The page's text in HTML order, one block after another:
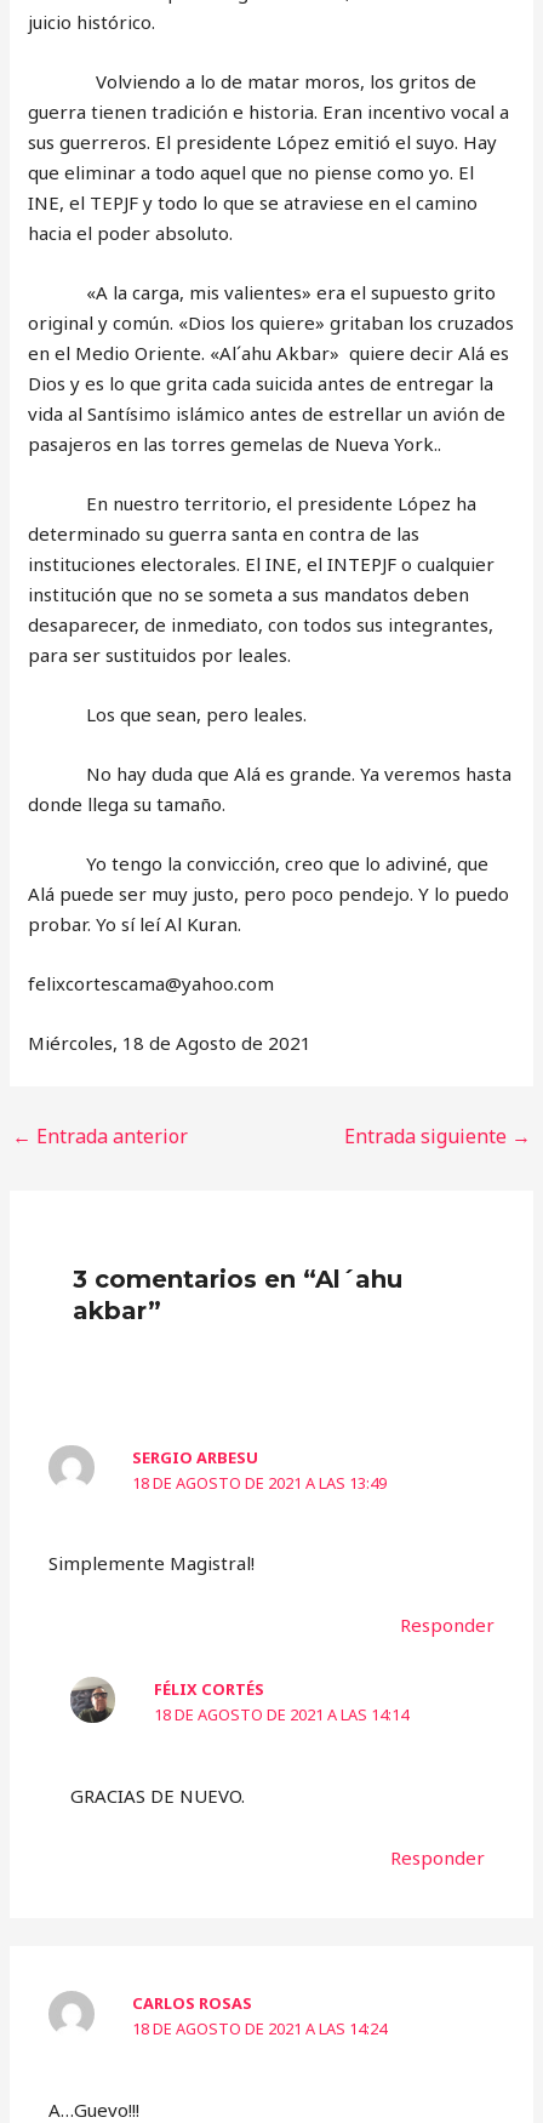
juicio histórico.
Volviendo a lo de matar moros, los gritos de
guerra tienen tradición e historia. Eran incentivo vocal a
sus guerreros. El presidente López emitió el suyo. Hay
que eliminar a todo aquel que no piense como yo. El
INE, el TEPJF y todo lo que se atraviese en el camino
hacia el poder absoluto.
«A la carga, mis valientes» era el supuesto grito
original y común. «Dios los quiere» gritaban los cruzados
en el Medio Oriente. «Al´ahu Akbar» quiere decir Alá es
Dios y es lo que grita cada suicida antes de entregar la
vida al Santísimo islámico antes de estrellar un avión de
pasajeros en las torres gemelas de Nueva York..
En nuestro territorio, el presidente López ha
determinado su guerra santa en contra de las
instituciones electorales. El INE, el INTEPJF o cualquier
institución que no se someta a sus mandatos deben
desaparecer, de inmediato, con todos sus integrantes,
para ser sustituidos por leales.
Los que sean, pero leales.
No hay duda que Alá es grande. Ya veremos hasta
donde llega su tamaño.
Yo tengo la convicción, creo que lo adiviné, que
Alá puede ser muy justo, pero poco pendejo. Y lo puedo
probar. Yo sí leí Al Kuran.
felixcortescama@yahoo.com
Miércoles, 18 de Agosto de 2021
← Entrada anterior Entrada siguiente →
3 comentarios en “Al´ahu
akbar”
SERGIO ARBESU
18 DE AGOSTO DE 2021 A LAS 13:49
Simplemente Magistral!
Responder
FÉLIX CORTÉS
18 DE AGOSTO DE 2021 A LAS 14:14
GRACIAS DE NUEVO.
Responder
CARLOS ROSAS
18 DE AGOSTO DE 2021 A LAS 14:24
A…Guevo!!!